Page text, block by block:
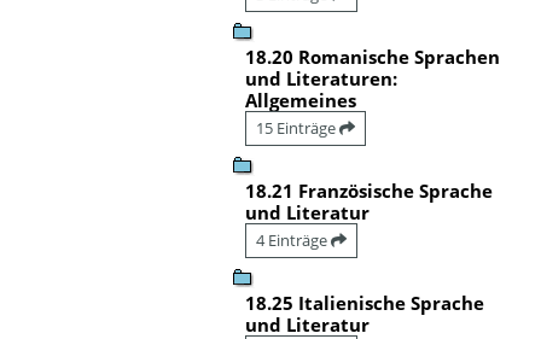
18.20 Romanische Sprachen
und Literaturen:
Allgemeines
15 Einträge
18.21 Französische Sprache
und Literatur
4 Einträge
18.25 Italienische Sprache
und Literatur